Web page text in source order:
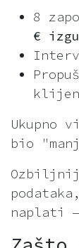
8
€
bio
naplati